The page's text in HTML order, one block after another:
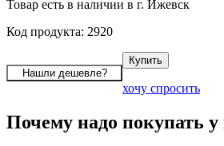
Товар есть в наличии в г. Ижевск
Код продукта: 2920
хочу спросить
Почему надо покупать у